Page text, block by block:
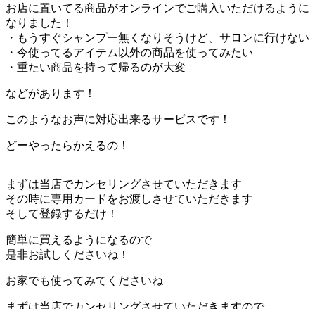
お店に置いてる商品がオンラインでご購入いただけるように
なりました！
・もうすぐシャンプー無くなりそうけど、サロンに行けない
・今使ってるアイテム以外の商品を使ってみたい
・重たい商品を持って帰るのが大変
などがあります！
このようなお声に対応出来るサービスです！
どーやったらかえるの！
まずは当店でカンセリングさせていただきます
その時に専用カードをお渡しさせていただきます
そして登録するだけ！
簡単に買えるようになるので
是非お試しくださいね！
お家でも使ってみてくださいね
まずは当店でカンセリングさせていただきますので